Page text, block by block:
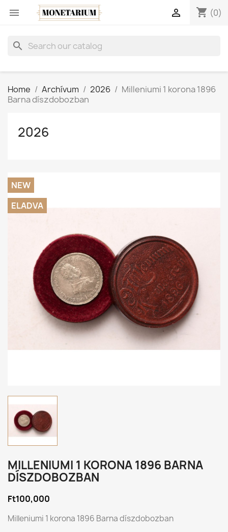
 shopping_cart (0)

search
Home Archívum 2026
Milleniumi 1 korona 1896
Barna díszdobozban
2026
NEW
ELADVA
MILLENIUMI 1 KORONA 1896 BARNA
DÍSZDOBOZBAN
Ft100,000
Milleniumi 1 korona 1896 Barna díszdobozban